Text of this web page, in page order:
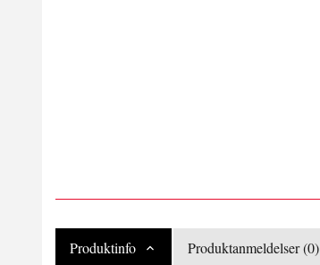
Produktinfo Produktanmeldelser (0)